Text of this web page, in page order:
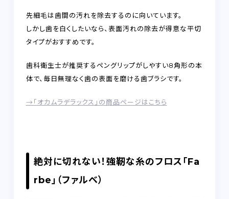
先細毛は歯間の汚れを除去するのに向いています。
しかし歯を白くしたいなら、表面汚れの除去が得意な平切
タイプがおすすめです。
歯科衛生士が推奨するペングリップがしやすい8角形の本
体で、毎日無理なく歯の表面を磨ける歯ブラシです。
→「オカムラデラックス」の商品ページはこちら
絶対に切れない！強靭な糸のフロス「Fa
rbe」（ファルベ）